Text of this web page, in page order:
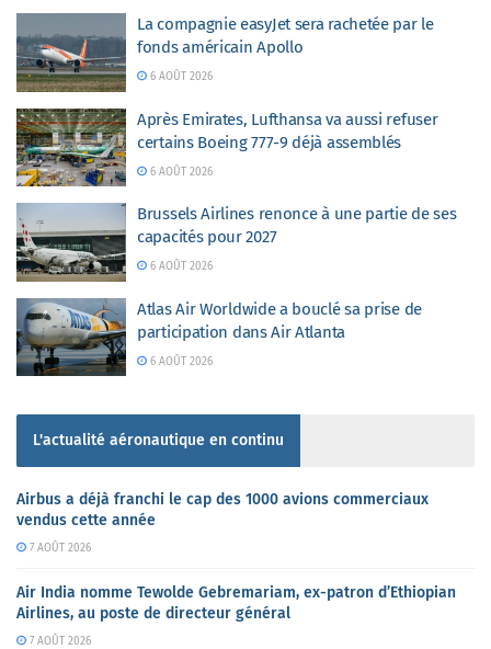
La compagnie easyJet sera rachetée par le
fonds américain Apollo
6 AOÛT 2026
Après Emirates, Lufthansa va aussi refuser
certains Boeing 777-9 déjà assemblés
6 AOÛT 2026
Brussels Airlines renonce à une partie de ses
capacités pour 2027
6 AOÛT 2026
Atlas Air Worldwide a bouclé sa prise de
participation dans Air Atlanta
6 AOÛT 2026
L'actualité aéronautique en continu
Airbus a déjà franchi le cap des 1000 avions commerciaux
vendus cette année
7 AOÛT 2026
Air India nomme Tewolde Gebremariam, ex-patron d’Ethiopian
Airlines, au poste de directeur général
7 AOÛT 2026